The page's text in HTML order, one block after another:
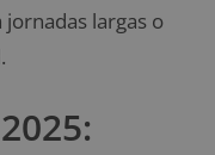
largas o